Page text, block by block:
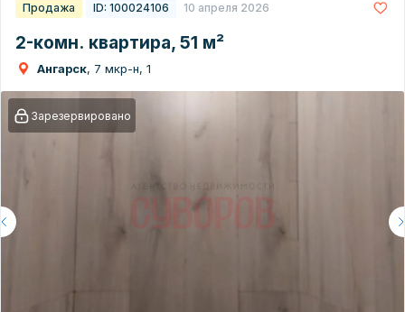
Продажа ID: 100024106 10 апреля 2026
2-комн. квартира, 51 м²
Ангарск, 7 мкр-н, 1
Зарезервировано